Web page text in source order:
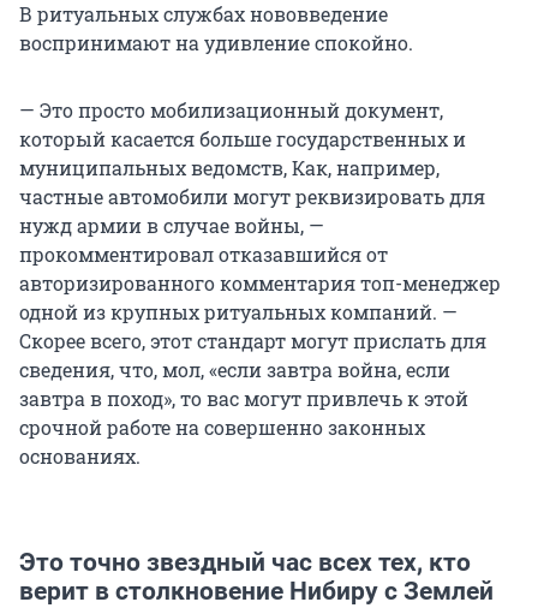
В ритуальных службах нововведение
воспринимают на удивление спокойно.
— Это просто мобилизационный документ,
который касается больше государственных и
муниципальных ведомств, Как, например,
частные автомобили могут реквизировать для
нужд армии в случае войны, —
прокомментировал отказавшийся от
авторизированного комментария топ-менеджер
одной из крупных ритуальных компаний. —
Скорее всего, этот стандарт могут прислать для
сведения, что, мол, «если завтра война, если
завтра в поход», то вас могут привлечь к этой
срочной работе на совершенно законных
основаниях.
Это точно звездный час всех тех, кто
верит в столкновение Нибиру с Землей